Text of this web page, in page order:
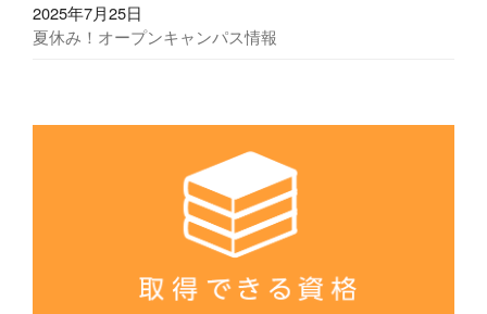
2025年7月25日
夏休み！オープンキャンパス情報